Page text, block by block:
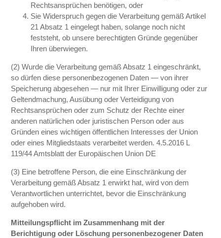
Rechtsansprüchen benötigen, oder
Sie Widerspruch gegen die Verarbeitung gemäß Artikel
21 Absatz 1 eingelegt haben, solange noch nicht
feststeht, ob unsere berechtigten Gründe gegenüber
Ihren überwiegen.
(2) Wurde die Verarbeitung gemäß Absatz 1 eingeschränkt,
so dürfen diese personenbezogenen Daten — von ihrer
Speicherung abgesehen — nur mit Ihrer Einwilligung oder zur
Geltendmachung, Ausübung oder Verteidigung von
Rechtsansprüchen oder zum Schutz der Rechte einer
anderen natürlichen oder juristischen Person oder aus
Gründen eines wichtigen öffentlichen Interesses der Union
oder eines Mitgliedstaats verarbeitet werden. 4.5.2016 L
119/44 Amtsblatt der Europäischen Union DE
(3) Eine betroffene Person, die eine Einschränkung der
Verarbeitung gemäß Absatz 1 erwirkt hat, wird von dem
Verantwortlichen unterrichtet, bevor die Einschränkung
aufgehoben wird.
Mitteilungspflicht im Zusammenhang mit der
Berichtigung oder Löschung personenbezogener Daten